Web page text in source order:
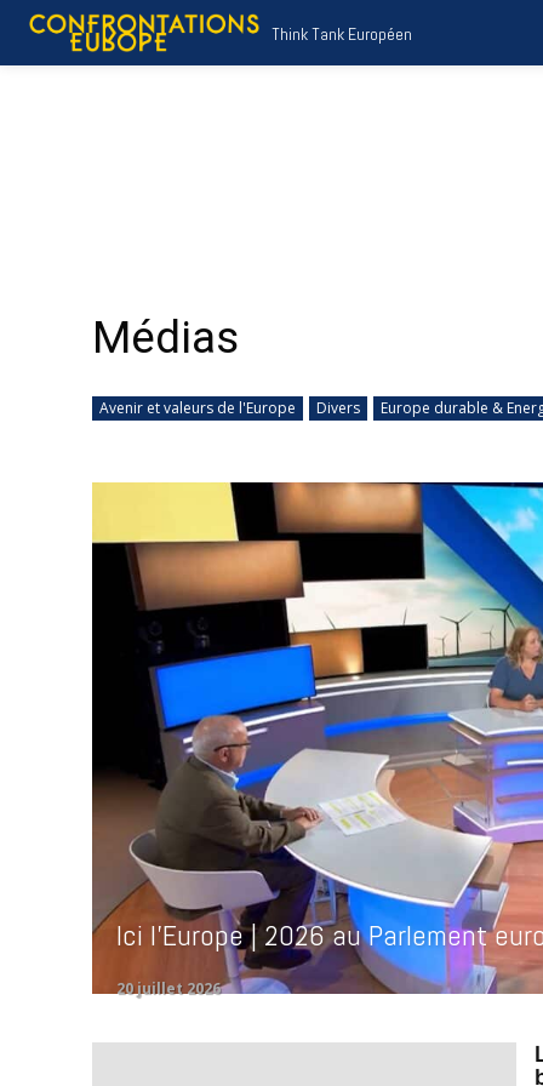
Think Tank Européen
Médias
Avenir et valeurs de l'Europe Divers Europe durable &
Ici l’Europe | 2026 au Parlement
20 juillet 2026